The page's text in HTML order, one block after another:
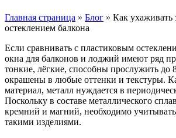
Главная страница » Блог » Как
остеклением балкона
Если сравнивать с пластиковым
окна для балконов и лоджий имеют ряд
тонкие, лёгкие, способны прослужить до
окрашены в любые оттенки и текстуры.
материал, металл нуждается в
Поскольку в составе металлического
кремний и магний, необходимо учитывать
такими изделиями.